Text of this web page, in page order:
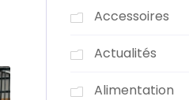
Accessoires
Actualités
Alimentation